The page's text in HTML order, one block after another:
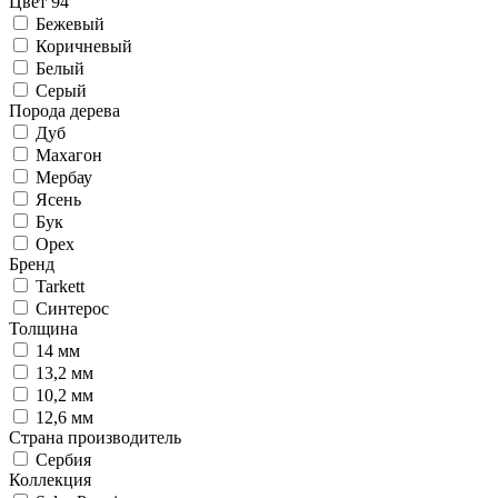
Бежевый
Коричневый
Белый
Серый
Порода дерева
Дуб
Махагон
Мербау
Ясень
Бук
Орех
Бренд
Tarkett
Синтерос
Толщина
14 мм
13,2 мм
10,2 мм
12,6 мм
Страна производитель
Сербия
Коллекция